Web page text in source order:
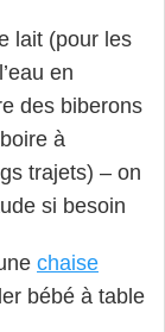
lait (pour les
en
des biberons
à
trajets) – on
si besoin
chaise
bébé à table